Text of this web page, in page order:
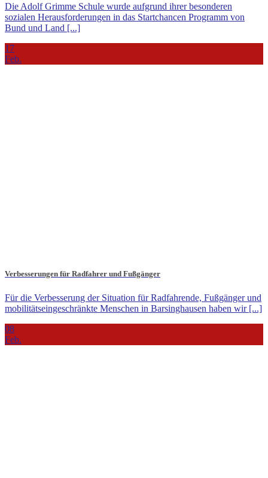
Die Adolf Grimme Schule wurde aufgrund ihrer besonderen
sozialen Herausforderungen in das Startchancen Programm von
Bund und Land [...]
17
Feb.
Verbesserungen für Radfahrer und Fußgänger
Für die Verbesserung der Situation für Radfahrende, Fußgänger und
mobilitätseingeschränkte Menschen in Barsinghausen haben wir [...]
08
Feb.